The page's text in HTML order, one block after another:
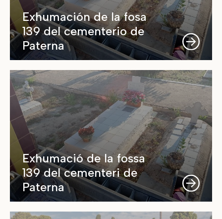
Exhumación de la fosa
139 del cementerio de
Paterna
Exhumació de la fossa
139 del cementeri de
Paterna